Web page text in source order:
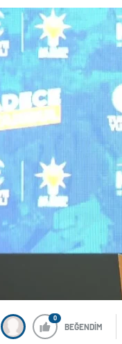
0
BEĞENDİM